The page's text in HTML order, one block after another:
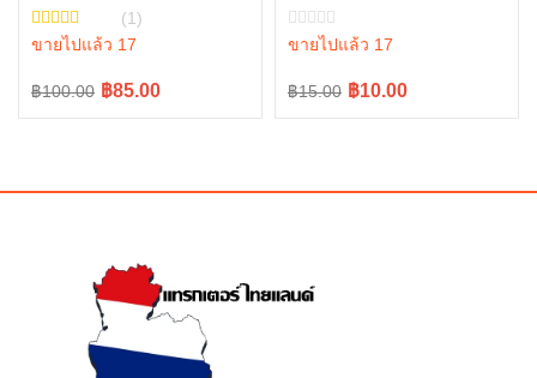
รุ่น L3608, L4708, L3445-
10001
(1)
ขายไปแล้ว 17
฿100.00
Original ฿85.00
Current
L4018, L4708, L5018
05411-00430
ขายไปแล้ว 17
฿15.00
Original฿10.00
Current